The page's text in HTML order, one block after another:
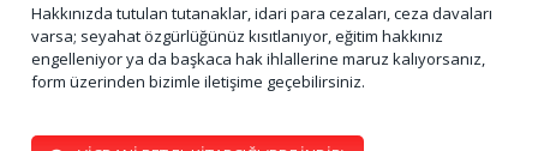
Hakkınızda tutulan tutanaklar, idari para cezaları, ceza davaları
varsa; seyahat özgürlüğünüz kısıtlanıyor, eğitim hakkınız
engelleniyor ya da başkaca hak ihlallerine maruz kalıyorsanız,
form üzerinden bizimle iletişime geçebilirsiniz.